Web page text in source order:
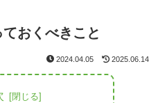
おくべきこと
2024.04.05 2025.06.14